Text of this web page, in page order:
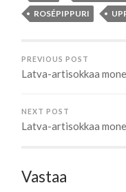
ROSÉPIPPURI
PREVIOUS POST
Latva-artisokkaa
NEXT POST
Latva-artisokkaa
Vastaa